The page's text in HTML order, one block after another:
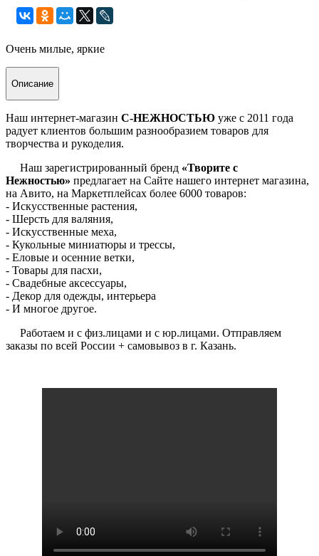
Очень милые, яркие
Описание
Наш интернет-магазин С-НЕЖНОСТЬЮ уже с 2011 года
радует клиентов большим разнообразием товаров для
творчества и рукоделия.
Наш зарегистрированный бренд «Творите с
Нежностью» предлагает на Сайте нашего интернет магазина,
на Авито, на Маркетплейсах более 6000 товаров:
- Искусственные растения,
- Шерсть для валяния,
- Искусственные меха,
- Кукольные миниатюры и трессы,
- Еловые и осенние ветки,
- Товары для пасхи,
- Свадебные аксессуары,
- Декор для одежды, интерьера
- И многое другое.
Работаем и с физ.лицами и с юр.лицами. Отправляем
заказы по всей России + самовывоз в г. Казань.